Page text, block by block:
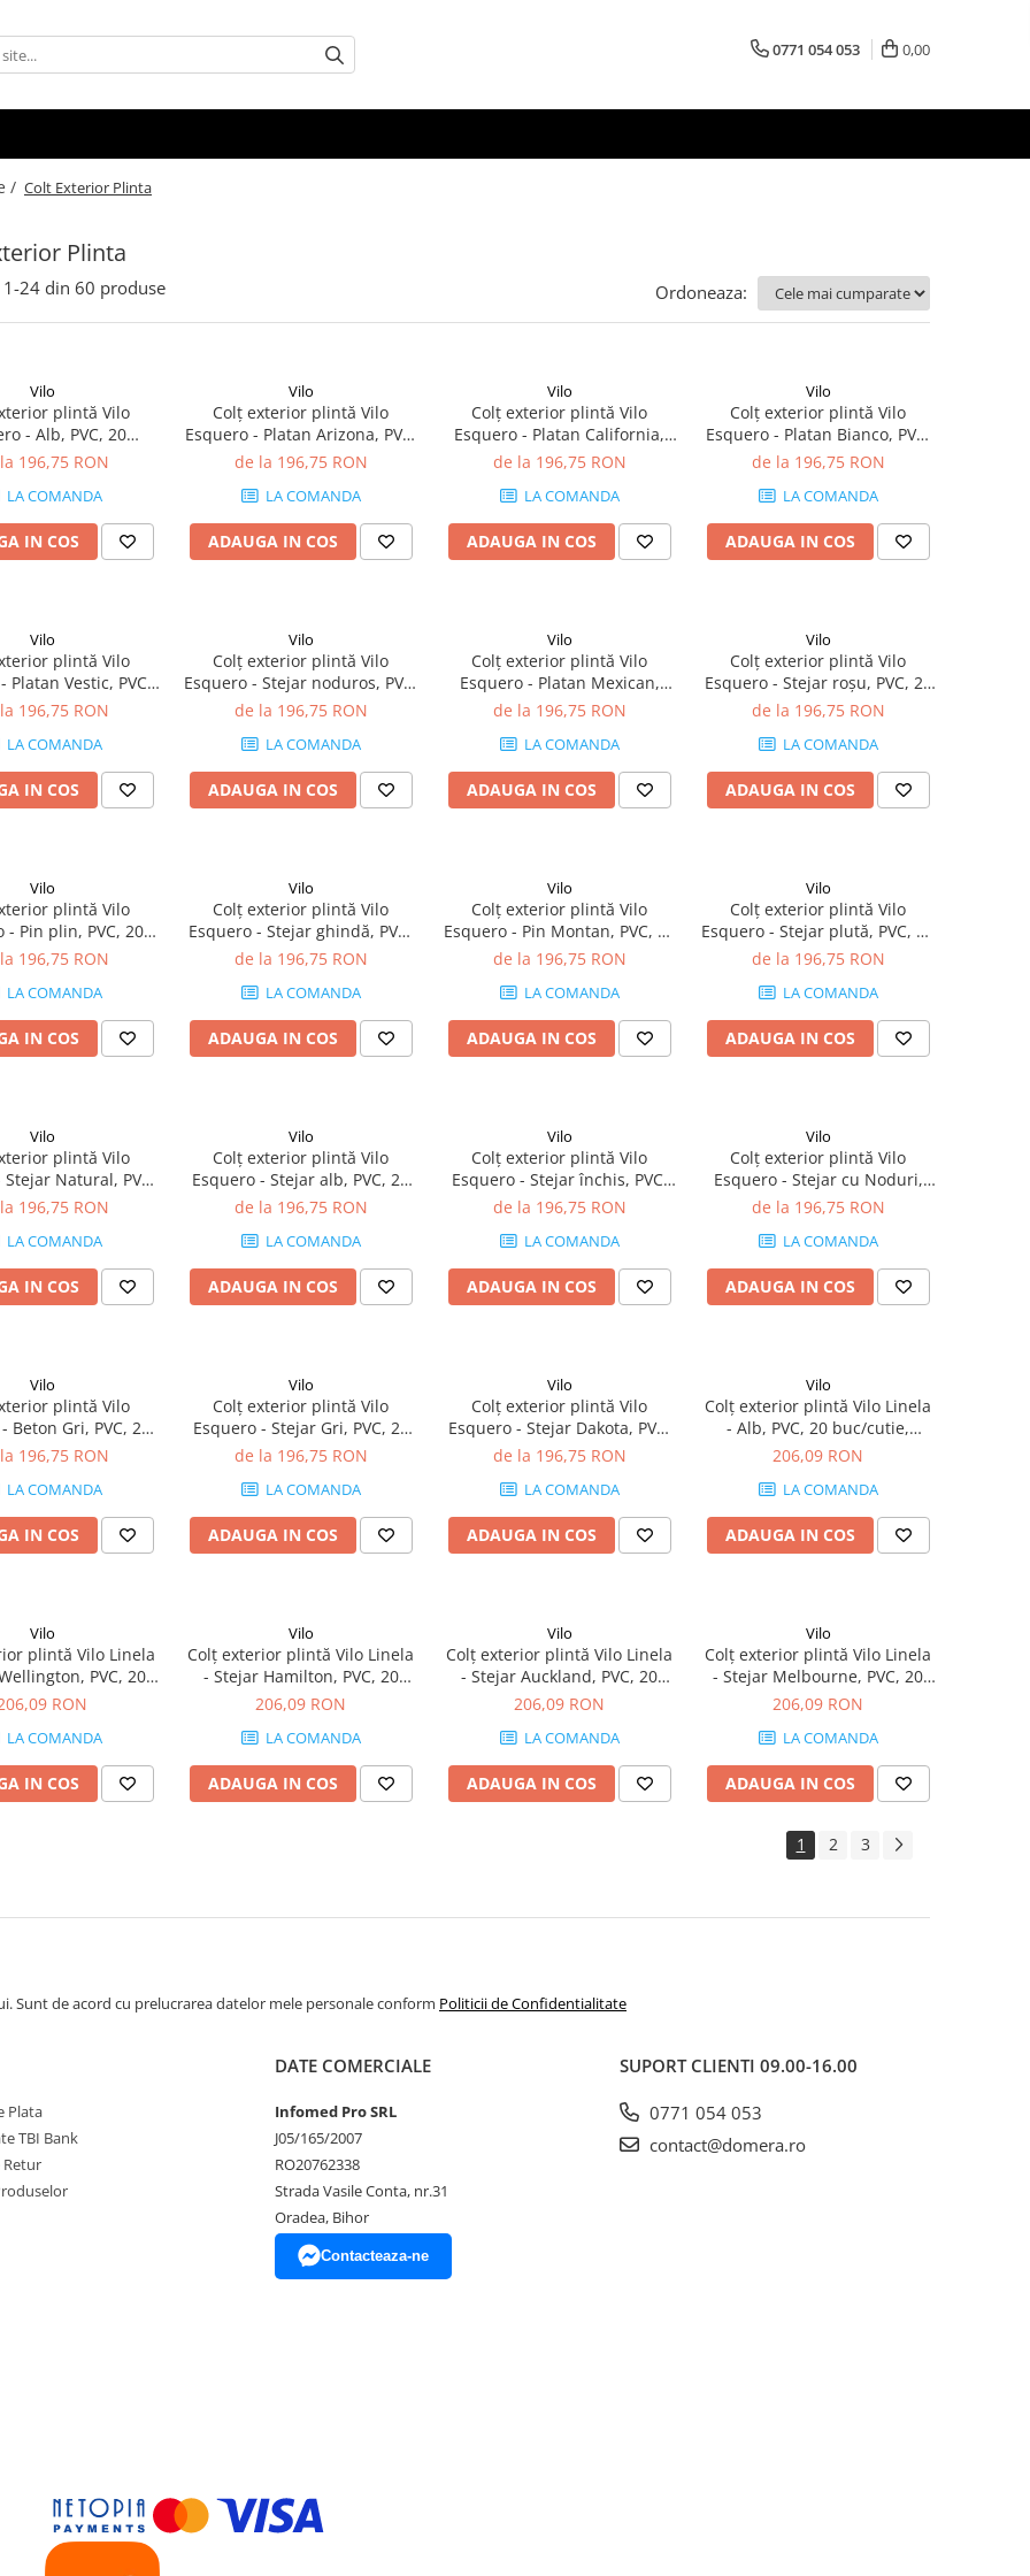
0771 054 053 0,00
/ Colt Exterior Plinta
Plinta
1-24 din 60 produse Ordoneaza:
Vilo
plintă Vilo
- Alb, PVC, 20
compatibil plintă
196,75 RON
LA COMANDA
IN COS
Vilo
Colț exterior plintă Vilo
Esquero - Platan Arizona, PVC,
20 buc/cutie, compatibil plintă
de la 196,75 RON
LA COMANDA
ADAUGA IN COS
Vilo
Colț exterior plintă Vilo
Esquero - Platan California,
PVC, 20 buc/cutie, compatibil
de la 196,75 RON
LA COMANDA
ADAUGA IN COS
Vilo
Colț exterior plintă Vilo
Esquero - Platan Bianco, PVC,
20 buc/cutie, compatibil plintă
de la 196,75 RON
LA COMANDA
ADAUGA IN COS
Vilo
plintă Vilo
Platan Vestic, PVC,
compatibil plintă
196,75 RON
LA COMANDA
IN COS
Vilo
Colț exterior plintă Vilo
Esquero - Stejar noduros, PVC,
20 buc/cutie, compatibil plintă
de la 196,75 RON
LA COMANDA
ADAUGA IN COS
Vilo
Colț exterior plintă Vilo
Esquero - Platan Mexican,
PVC, 20 buc/cutie, compatibil
de la 196,75 RON
LA COMANDA
ADAUGA IN COS
Vilo
Colț exterior plintă Vilo
Esquero - Stejar roșu, PVC, 20
buc/cutie, compatibil plintă
de la 196,75 RON
LA COMANDA
ADAUGA IN COS
Vilo
plintă Vilo
- Pin plin, PVC, 20
compatibil plintă
196,75 RON
LA COMANDA
IN COS
Vilo
Colț exterior plintă Vilo
Esquero - Stejar ghindă, PVC,
20 buc/cutie, compatibil plintă
de la 196,75 RON
LA COMANDA
ADAUGA IN COS
Vilo
Colț exterior plintă Vilo
Esquero - Pin Montan, PVC, 20
buc/cutie, compatibil plintă
de la 196,75 RON
LA COMANDA
ADAUGA IN COS
Vilo
Colț exterior plintă Vilo
Esquero - Stejar plută, PVC, 20
buc/cutie, compatibil plintă
de la 196,75 RON
LA COMANDA
ADAUGA IN COS
Vilo
plintă Vilo
Natural, PVC,
compatibil plintă
196,75 RON
LA COMANDA
IN COS
Vilo
Colț exterior plintă Vilo
Esquero - Stejar alb, PVC, 20
buc/cutie, compatibil plintă
de la 196,75 RON
LA COMANDA
ADAUGA IN COS
Vilo
Colț exterior plintă Vilo
Esquero - Stejar închis, PVC,
20 buc/cutie, compatibil plintă
de la 196,75 RON
LA COMANDA
ADAUGA IN COS
Vilo
Colț exterior plintă Vilo
Esquero - Stejar cu Noduri,
PVC, 20 buc/cutie, compatibil
de la 196,75 RON
LA COMANDA
ADAUGA IN COS
Vilo
plintă Vilo
Beton Gri, PVC, 20
compatibil plintă
196,75 RON
LA COMANDA
IN COS
Vilo
Colț exterior plintă Vilo
Esquero - Stejar Gri, PVC, 20
buc/cutie, compatibil plintă
de la 196,75 RON
LA COMANDA
ADAUGA IN COS
Vilo
Colț exterior plintă Vilo
Esquero - Stejar Dakota, PVC,
20 buc/cutie, compatibil plintă
de la 196,75 RON
LA COMANDA
ADAUGA IN COS
Vilo
Colț exterior plintă Vilo Linela
- Alb, PVC, 20 buc/cutie,
compatibil plintă 80 mm
206,09 RON
LA COMANDA
ADAUGA IN COS
Vilo
plintă Vilo Linela
PVC, 20
compatibil plintă 80
RON
LA COMANDA
IN COS
Vilo
Colț exterior plintă Vilo Linela
- Stejar Hamilton, PVC, 20
buc/cutie, compatibil plintă 80
206,09 RON
LA COMANDA
ADAUGA IN COS
Vilo
Colț exterior plintă Vilo Linela
- Stejar Auckland, PVC, 20
buc/cutie, compatibil plintă 80
206,09 RON
LA COMANDA
ADAUGA IN COS
Vilo
Colț exterior plintă Vilo Linela
- Stejar Melbourne, PVC, 20
buc/cutie, compatibil plintă 80
206,09 RON
LA COMANDA
ADAUGA IN COS
1 2 3
Sunt de acord cu prelucrarea datelor mele personale conform Politicii de Confidentialitate
Plata
TBI Bank
Retur
DATE COMERCIALE
Infomed Pro SRL
J05/165/2007
RO20762338
Strada Vasile Conta, nr.31
Oradea, Bihor
Contacteaza-ne
SUPORT CLIENTI 09.00-16.00
0771 054 053
contact@domera.ro